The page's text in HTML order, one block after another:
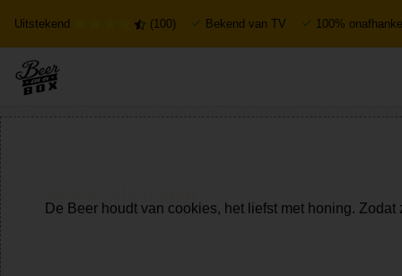
Uitstekend (100) Bekend van TV 100%
De Beer houdt van cookies, het liefst met honing.